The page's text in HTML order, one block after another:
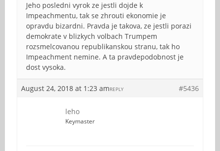
Jeho posledni vyrok ze jestli dojde k
Impeachmentu, tak se zhrouti ekonomie je
opravdu bizardni. Pravda je takova, ze jestli porazi
demokrate v blizkych volbach Trumpem
rozsmelcovanou republikanskou stranu, tak ho
Impeachment nemine. A ta pravdepodobnost je
dost vysoka.
August 24, 2018 at 1:23 am #5436
REPLY
leho
Keymaster